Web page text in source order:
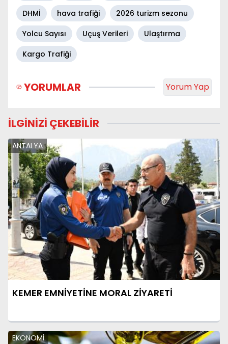
DHMİ
hava trafiği
2026 turizm sezonu
Yolcu Sayısı
Uçuş Verileri
Ulaştırma
Kargo Trafiği
YORUMLAR Yorum Yap
İLGİNİZİ ÇEKEBİLİR
ANTALYA
KEMER EMNİYETİNE MORAL ZİYARETİ
EKONOMİ